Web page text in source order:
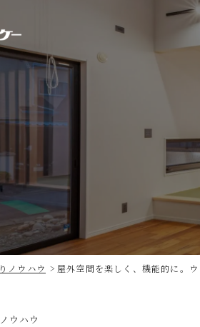
ノウハウ 屋外空間を楽しく、機能的に。
ウハウ